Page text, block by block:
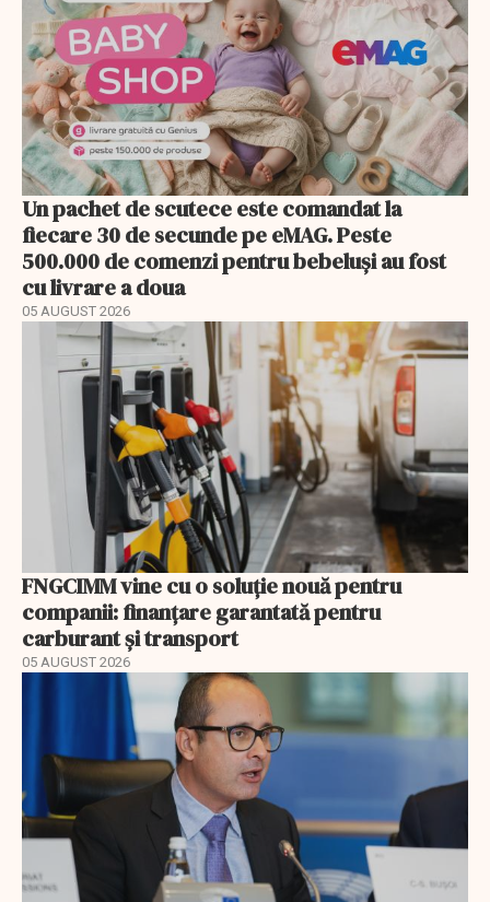
Un pachet de scutece este comandat la
fiecare 30 de secunde pe eMAG. Peste
500.000 de comenzi pentru bebeluși au fost
cu livrare a doua
05 AUGUST 2026
FNGCIMM vine cu o soluție nouă pentru
companii: finanțare garantată pentru
carburant și transport
05 AUGUST 2026